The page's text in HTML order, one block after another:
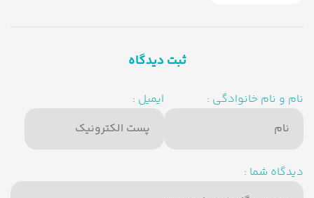
همواره در مسیر درست گام بردارد.
ثبت دیدگاه
نام و نام خانوادگی : ایمیل :
دیدگاه شما :